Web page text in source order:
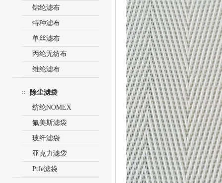
锦纶滤布
特种滤布
单丝滤布
丙纶无纺布
维纶滤布
除尘滤袋
纺纶NOMEX
氟美斯滤袋
玻纤滤袋
亚克力滤袋
Ptfe滤袋